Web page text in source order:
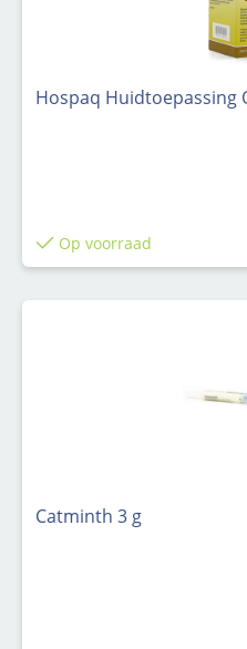
Hospaq Huidtoepassing
Op voorraad
Catminth 3 g